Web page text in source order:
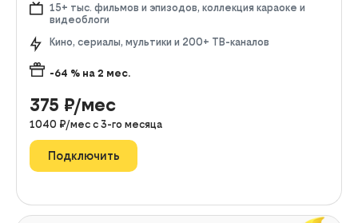
15+ тыс. фильмов и эпизодов, коллекция караоке и
видеоблоги
Кино, сериалы, мультики и 200+ ТВ-каналов
-64 % на 2 мес.
375 ₽/мес
1040 ₽/мес с 3-го месяца
Подключить